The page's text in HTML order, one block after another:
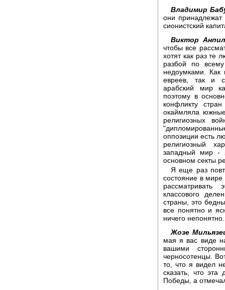
Владимир
они принадлежат
сионистский
Виктор
чтобы все
хотят как раз те
разбой по
недоумками. Как
евреев, так и
арабский мир
поэтому в
конфликту
окаймляла
религиозных
оппозиции есть
религиозный
западный мир -
основном секты
Я еще раз
состояние в мире
рассматривать
классового
страны, это
все понятно и
ничего непонятно.
Жозе
мая я вас виде
вашими
черносотенцы.
то, что я видел
сказать, что
Победы, а